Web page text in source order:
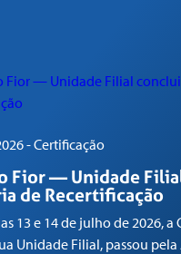
- Certificação
Fior — Unidade
de Recertificação
13 e 14 de julho de 2026, a
Unidade Filial, passou